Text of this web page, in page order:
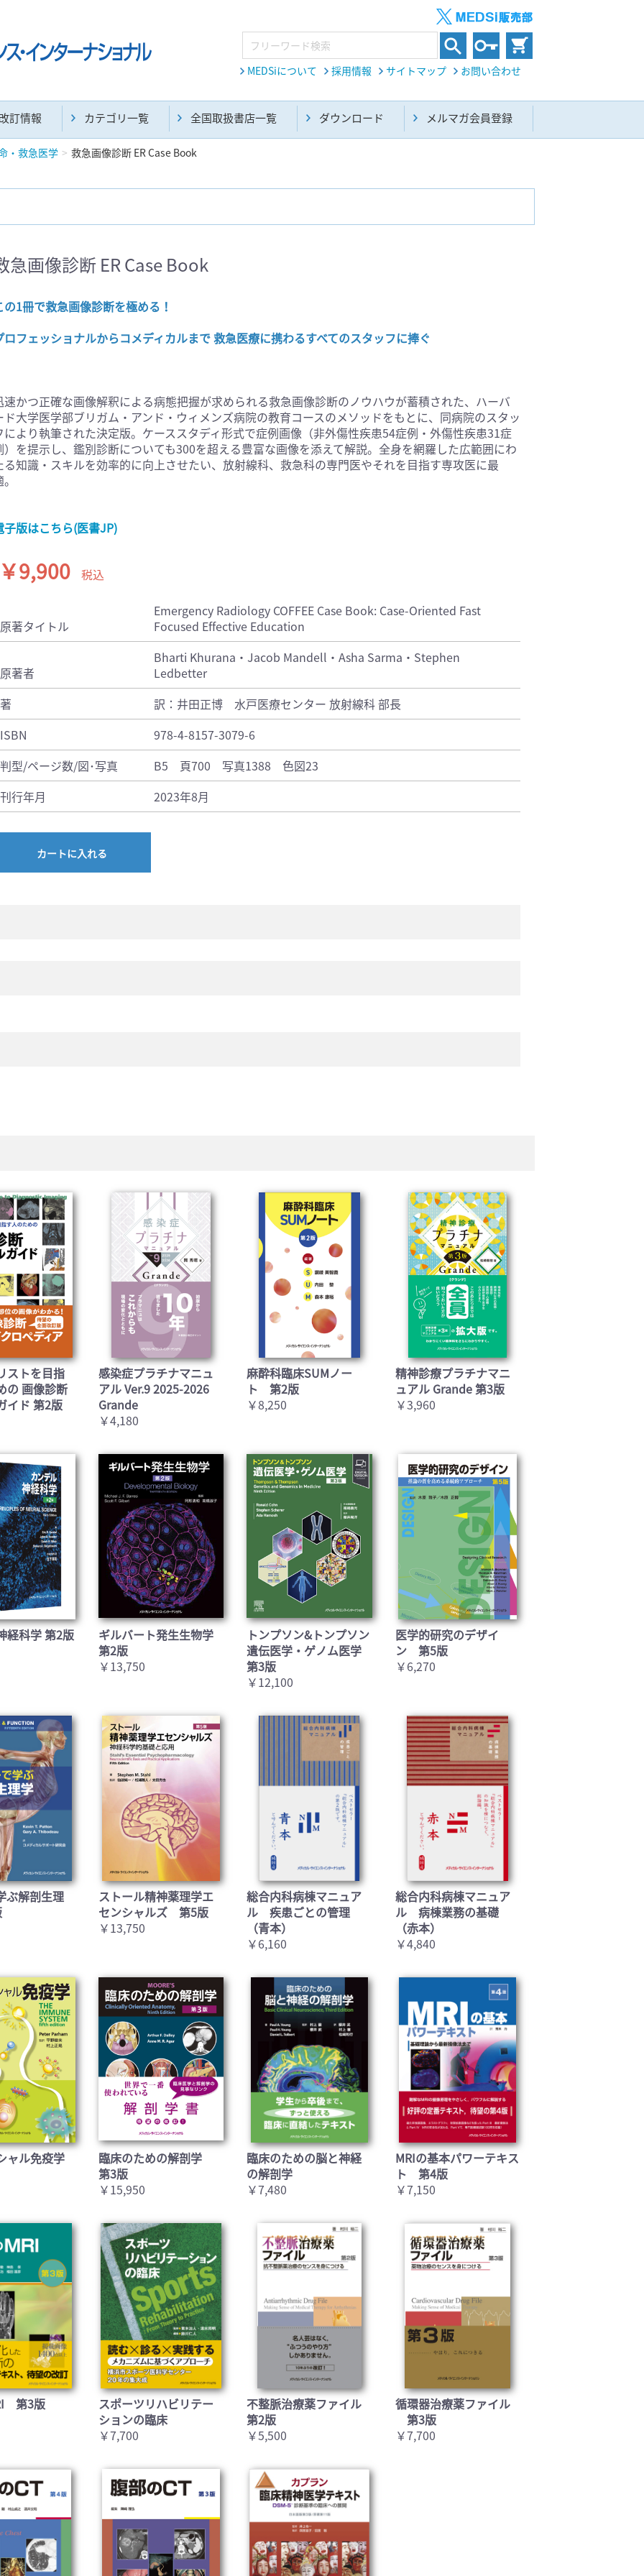
MEDSiについて 採用情報 サイトマップ お問い合わせ
訂情報 カテゴリ一覧 全国取扱書店一覧 ダウンロード メルマガ会員登録
・救急医学 救急画像診断 ER Case Book
医学:内科系(407) 臨床医学:外科系(249)
基礎医学(93)
一般(91)
マルチメディア(0)
急画像診断 ER Case Book
の1冊で救急画像診断を極める！
ロフェッショナルからコメディカルまで 救急医療に携わるすべてのスタッフに捧ぐ
速かつ正確な画像解釈による病態把握が求められる救急画像診断のノウハウが蓄積された、ハーバ
ド大学医学部ブリガム・アンド・ウィメンズ病院の教育コースのメソッドをもとに、同病院のスタッ
により執筆された決定版。ケーススタディ形式で症例画像（非外傷性疾患54症例・外傷性疾患31症
）を提示し、鑑別診断についても300を超える豊富な画像を添えて解説。全身を網羅した広範囲にわ
る知識・スキルを効率的に向上させたい、放射線科、救急科の専門医やそれを目指す専攻医に最
子版はこちら(医書JP)
9,900 税込
原著タイトル
Emergency Radiology COFFEE Case Book: Case-Oriented Fast
Focused Effective Education
原著者
Bharti Khurana・Jacob Mandell・Asha Sarma・Stephen
Ledbetter
著
訳：井田正博 水戸医療センター 放射線科 部長
ISBN
978-4-8157-3079-6
判型/ページ数/図･写真
B5 頁700 写真1388 色図23
刊行年月
2023年8月
カートに入れる
お買い物を続ける カートへ進む
ストを目指
の 画像診断
イド 第2版
感染症プラチナマニュ
アル Ver.9 2025-2026
Grande
￥4,180
麻酔科臨床SUMノー
ト 第2版
￥8,250
精神診療プラチナマニ
ュアル Grande 第3版
￥3,960
経科学 第2版
ギルバート発生生物学
第2版
￥13,750
トンプソン&トンプソン
遺伝医学・ゲノム医学
第3版
￥12,100
医学的研究のデザイ
ン 第5版
￥6,270
ぶ解剖生理
ストール精神薬理学エ
センシャルズ 第5版
￥13,750
総合内科病棟マニュア
ル 疾患ごとの管理
（青本）
￥6,160
総合内科病棟マニュア
ル 病棟業務の基礎
（赤本）
￥4,840
ャル免疫学
臨床のための解剖学
第3版
￥15,950
臨床のための脳と神経
の解剖学
￥7,480
MRIの基本パワーテキス
ト 第4版
￥7,150
第3版
スポーツリハビリテー
ションの臨床
￥7,700
不整脈治療薬ファイル
第2版
￥5,500
循環器治療薬ファイル
第3版
￥7,700